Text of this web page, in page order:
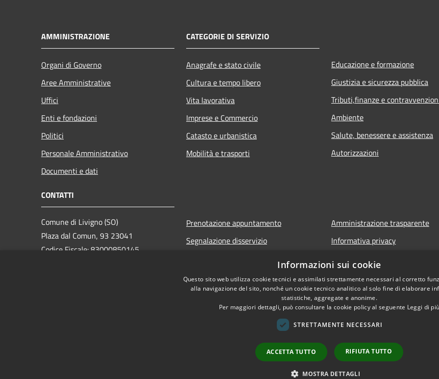
AMMINISTRAZIONE
Organi di Governo
Aree Amministrative
Uffici
Enti e fondazioni
Politici
Personale Amministrativo
Documenti e dati
CATEGORIE DI SERVIZIO
Anagrafe e stato civile
Cultura e tempo libero
Vita lavorativa
Imprese e Commercio
Catasto e urbanistica
Mobilità e trasporti
Educazione e formazione
Giustizia e sicurezza pubblica
Tributi,finanze e
Ambiente
Salute, benessere e assistenza
Autorizzazioni
CONTATTI
Comune di Livigno (SO)
Plaza dal Comun, 93 23041
Codice Fiscale: 83000850145
Prenotazione appuntamento
Segnalazione disservizio
Richiesta assistenza
Webmail
Amministrazione trasparente
Informativa privacy
Dichiarazione di accessibilità
Whistleblowing - segnalazione
Copyright © 2026 •
Informazioni sui cookie
Questo sito web utilizza cookie tecnici e assimilati strettamente necessari al corretto
alla navigazione del sito, nonché un cookie tecnico analitico al solo fine di elaborare
statistiche, aggregate e anonime.
Per maggiori dettagli, può consultare la cookie policy al seguente Leggi di
STRETTAMENTE NECESSARI
ACCETTA TUTTO RIFIUTA TUTTO
MOSTRA DETTAGLI